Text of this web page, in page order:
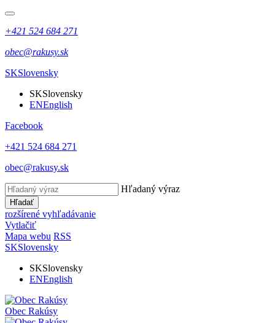
+421 524 684 271
obec@rakusy.sk
SKSlovensky
SKSlovensky
ENEnglish
Facebook
+421 524 684 271
obec@rakusy.sk
Hľadaný výraz
Hľadať
rozšírené vyhľadávanie
Vytlačiť
Mapa webu RSS
SKSlovensky
SKSlovensky
ENEnglish
Obec Rakúsy